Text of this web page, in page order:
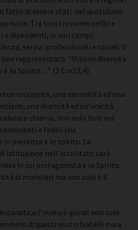
fatto di essere stati nel quotidiano
Tra loro troviamo celibi e
dipendenti, in vari campi:
servizi professionali e sociali. Il
rappresentato: “Vi sono diversità
è lo Spirito…” (1 Cor12,4).
un orizzonte, una normalità ed una
una diversità ed un’unicità
e chiama, non solo loro ma
e fedeli che
presenza e in spirito. La
istituzione nell’accolitato sarà
in cui protagonista è lo Spirito
di ministeri ma uno solo è il
l’invito è quindi non solo
di questi nostri fratelli ma a